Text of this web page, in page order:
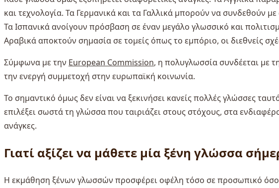
και τεχνολογία. Τα Γερμανικά και τα Γαλλικά μπορούν να συνδεθούν
Τα Ισπανικά ανοίγουν πρόσβαση σε έναν μεγάλο γλωσσικό και
Αραβικά αποκτούν σημασία σε τομείς όπως το εμπόριο, οι διεθνείς
Σύμφωνα με την European Commission, η πολυγλωσσία συνδέεται με
την ενεργή συμμετοχή στην ευρωπαϊκή κοινωνία.
Το σημαντικό όμως δεν είναι να ξεκινήσει κανείς πολλές γλώσσες
επιλέξει σωστά τη γλώσσα που ταιριάζει στους στόχους, στα
ανάγκες.
Γιατί αξίζει να μάθετε μία ξένη γλώσσα
Η εκμάθηση ξένων γλωσσών προσφέρει οφέλη τόσο σε προσωπικό όσο